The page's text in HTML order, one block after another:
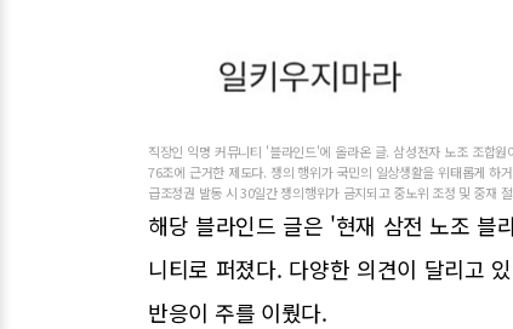
직장인 익명 커뮤니티 '블라인드'에 올라온 글. 삼성전자 노조 조합
76조에 근거한 제도다. 쟁의 행위가 국민의 일상생활을 위태롭게 하
급조정권 발동 시 30일간 쟁의행위가 금지되고 중노위 조정 및 중재
해당 블라인드 글은 '현재 삼전 노조 블
니티로 퍼졌다. 다양한 의견이 달리고
반응이 주를 이뤘다.